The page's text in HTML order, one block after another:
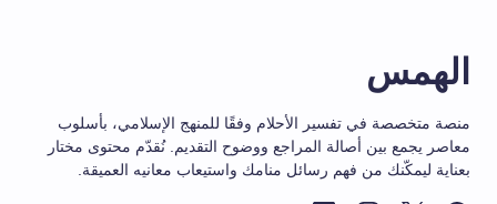
الهمس
منصة متخصصة في تفسير الأحلام وفقًا للمنهج الإسلامي، بأسلوب
معاصر يجمع بين أصالة المراجع ووضوح التقديم. نُقدّم محتوى مختار
بعناية ليمكّنك من فهم رسائل منامك واستيعاب معانيه العميقة.